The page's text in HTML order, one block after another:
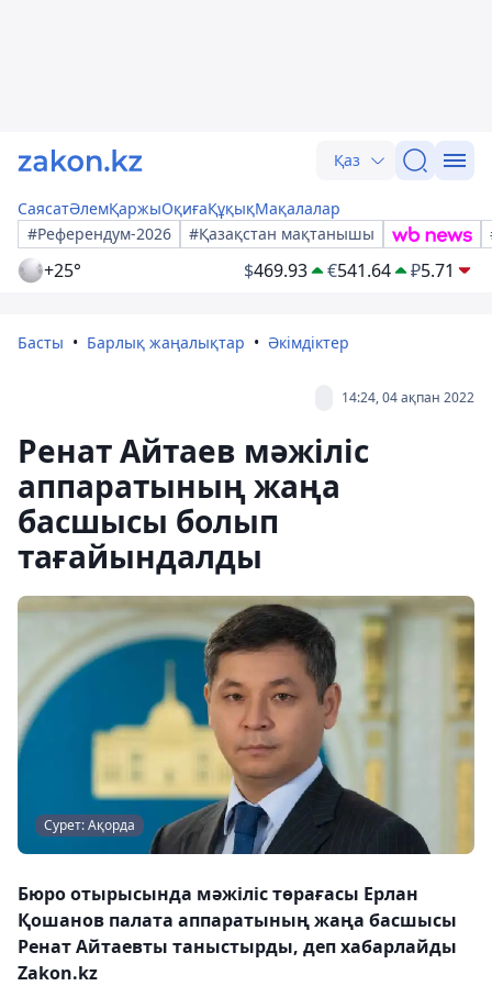
Қаз
СаясатӘлемҚаржыОқиғаҚұқықМақалалар
#Референдум-2026
#Қазақстан мақтанышы
+25° $469.93 €541.64 ₽5.71
Басты Барлық жаңалықтар Әкімдіктер
14:24, 04 ақпан 2022
Ренат Айтаев мәжіліс
аппаратының жаңа
басшысы болып
тағайындалды
Сурет: Ақорда
Бюро отырысында мәжіліс төрағасы Ерлан
Қошанов палата аппаратының жаңа басшысы
Ренат Айтаевты таныстырды, деп хабарлайды
Zakon.kz